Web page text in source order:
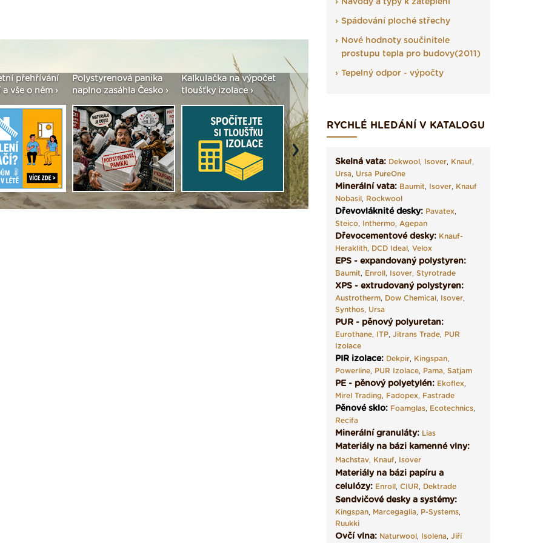
přehřívání
vše o něm ›
Polystyrenová panika
naplno zasáhla Česko ›
Kalkulačka na výpočet
tloušťky izolace ›
Seriál: Fasády ETICS a
vše podstatné v kostce ›
Vyberte si izolaci a pak
Next
Návody a typy k zateplení
Spádování ploché střechy
Nové hodnoty součinitele
prostupu tepla pro budovy(2011)
Tepelný odpor - výpočty
RYCHLÉ HLEDÁNÍ V KATALOGU
Skelná vata: Dekwool, Isover, Knauf,
Ursa, Ursa PureOne
Minerální vata: Baumit, Isover, Knauf
Nobasil, Rockwool
Dřevovláknité desky: Pavatex,
Steico, Inthermo, Agepan
Dřevocementové desky: Knauf-
Heraklith, DCD Ideal, Velox
EPS - expandovaný polystyren:
Baumit, Enroll, Isover, Styrotrade
XPS - extrudovaný polystyren:
Austrotherm, Dow Chemical, Isover,
Synthos, Ursa
PUR - pěnový polyuretan:
Eurothane, ITP, Jitrans Trade, PUR
Izolace
PIR izolace: Dekpir, Kingspan,
Powerline, PUR Izolace, Pama, Satjam
PE - pěnový polyetylén: Ekoflex,
Mirel Trading, Fadopex, Fastrade
Pěnové sklo: Foamglas, Ecotechnics,
Recifa
Minerální granuláty: Lias
Materiály na bázi kamenné vlny:
Machstav, Knauf, Isover
Materiály na bázi papíru a
celulózy: Enroll, CIUR, Dektrade
Sendvičové desky a systémy:
Kingspan, Marcegaglia, P-Systems,
Ruukki
Ovčí vlna: Naturwool, Isolena, Jiří